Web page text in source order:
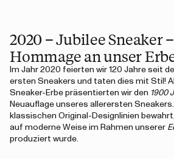
2020 – Jubilee Sneaker
Hommage an unser
Im Jahr 2020 feierten wir 120 Jahre seit
ersten Sneakers und taten dies mit Stil!
Sneaker-Erbe präsentierten wir den 1900
Neuauflage unseres allerersten
klassischen Original-Designlinien
auf moderne Weise im Rahmen unserer
produziert wurde.